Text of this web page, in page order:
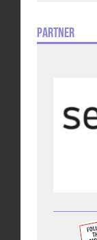
Partner